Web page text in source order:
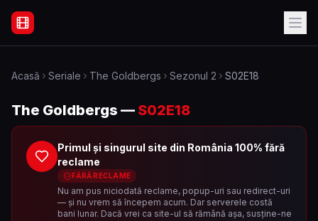
Filme Online Subtitrate - Acasă
Acasă Seriale The Goldbergs Sezonul 2 S02E18
The Goldbergs — S02E18
Primul și singurul site din România 100% fără
reclame
FĂRĂ RECLAME
Nu am pus niciodată reclame, popup-uri sau redirect-uri
— și nu vrem să începem acum. Dar serverele costă
bani lunar. Dacă vrei ca site-ul să rămână așa, susține-ne